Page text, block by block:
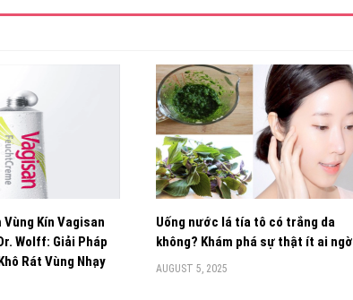
Vùng Kín Vagisan
Wolff: Giải Pháp
Rát Vùng Nhạy
Uống nước lá tía tô có trắng da
không? Khám phá sự thật ít ai ngờ
AUGUST 5, 2025